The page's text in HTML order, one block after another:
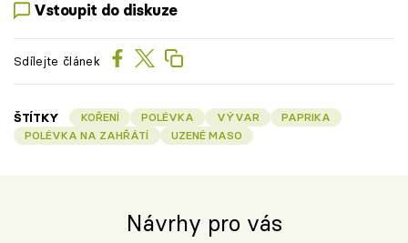
Vstoupit do diskuze
Sdílejte článek
ŠTÍTKY KOŘENÍ POLÉVKA VÝVAR
PAPRIKA
POLÉVKA NA ZAHŘÁTÍ
UZENÉ MASO
Návrhy pro vás